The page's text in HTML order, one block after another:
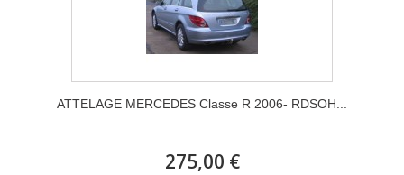
ATTELAGE MERCEDES Classe R 2006- RDSOH...
275,00 €